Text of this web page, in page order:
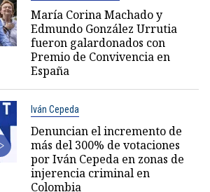
María Corina Machado y
Edmundo González Urrutia
fueron galardonados con
Premio de Convivencia en
España
Iván Cepeda
Denuncian el incremento de
más del 300% de votaciones
por Iván Cepeda en zonas de
injerencia criminal en
Colombia